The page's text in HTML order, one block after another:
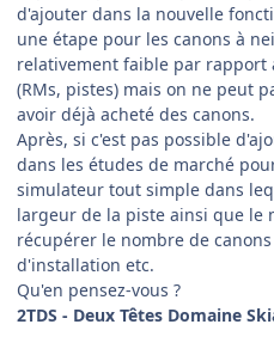
d'ajouter dans la nouvelle
une étape pour les canons à
relativement faible par rapport
(RMs, pistes) mais on ne peut
avoir déjà acheté des canons.
Après, si c'est pas possible
dans les études de marché
simulateur tout simple dans
largeur de la piste ainsi que le
récupérer le nombre de
d'installation etc.
Qu'en pensez-vous ?
2TDS - Deux Têtes Domaine